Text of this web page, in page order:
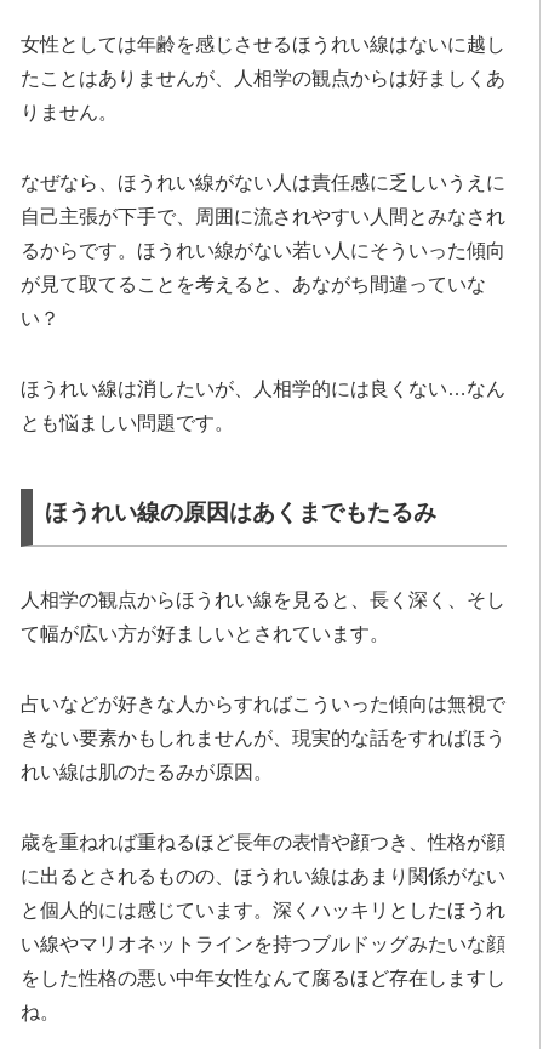
女性としては年齢を感じさせるほうれい線はないに越し
たことはありませんが、人相学の観点からは好ましくあ
りません。
なぜなら、ほうれい線がない人は責任感に乏しいうえに
自己主張が下手で、周囲に流されやすい人間とみなされ
るからです。ほうれい線がない若い人にそういった傾向
が見て取てることを考えると、あながち間違っていな
い？
ほうれい線は消したいが、人相学的には良くない…なん
とも悩ましい問題です。
ほうれい線の原因はあくまでもたるみ
人相学の観点からほうれい線を見ると、長く深く、そし
て幅が広い方が好ましいとされています。
占いなどが好きな人からすればこういった傾向は無視で
きない要素かもしれませんが、現実的な話をすればほう
れい線は肌のたるみが原因。
歳を重ねれば重ねるほど長年の表情や顔つき、性格が顔
に出るとされるものの、ほうれい線はあまり関係がない
と個人的には感じています。深くハッキリとしたほうれ
い線やマリオネットラインを持つブルドッグみたいな顔
をした性格の悪い中年女性なんて腐るほど存在しますし
ね。